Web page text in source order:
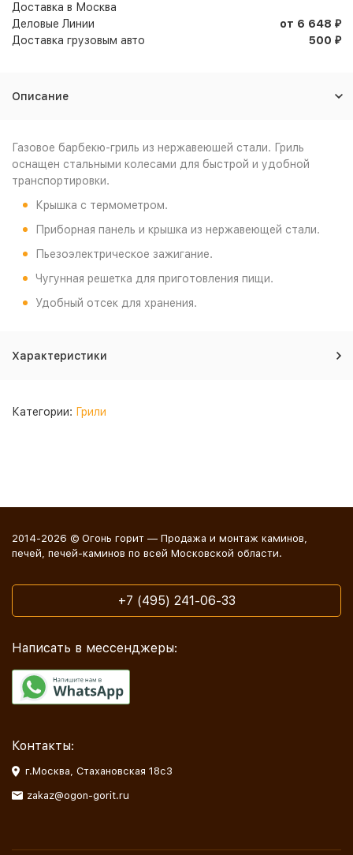
Доставка в Москва
Деловые Линии
от 6 648 ₽
Доставка грузовым авто 500 ₽
Описание
Газовое барбекю-гриль из нержавеюшей стали. Гриль
оснащен стальными колесами для быстрой и удобной
транспортировки.
Крышка с термометром.
Приборная панель и крышка из нержавеющей стали.
Пьезоэлектрическое зажигание.
Чугунная решетка для приготовления пищи.
Удобный отсек для хранения.
Характеристики
Категории: Грили
2014-2026 © Огонь горит — Продажа и монтаж каминов,
печей, печей-каминов по всей Московской области.
+7 (495) 241-06-33
Написать в мессенджеры:
Контакты:
г.Москва, Стахановская 18с3
zakaz@ogon-gorit.ru